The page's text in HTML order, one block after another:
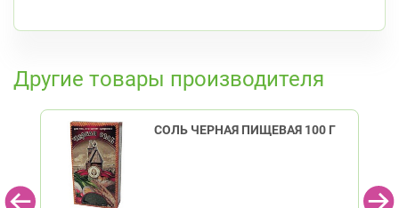
Другие товары производителя
СОЛЬ ЧЕРНАЯ ПИЩЕВАЯ 100 Г